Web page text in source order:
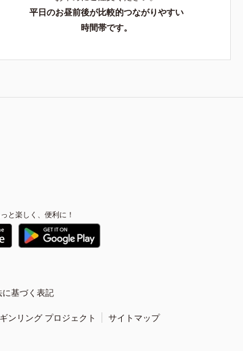
平日のお昼前後が比較的つながりやすい
時間帯です。
と楽しく、便利に！
基づく表記
ンリング プロジェクト サイトマップ